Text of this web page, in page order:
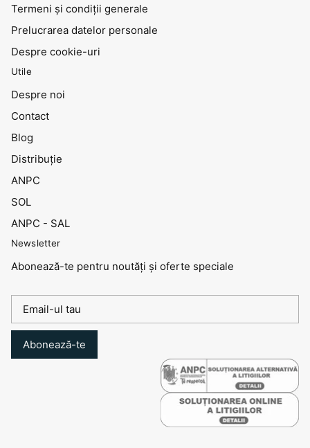
Termeni și condiții generale
Prelucrarea datelor personale
Despre cookie-uri
Utile
Despre noi
Contact
Blog
Distribuţie
ANPC
SOL
ANPC - SAL
Newsletter
Abonează-te pentru noutăți și oferte speciale
Abonează-te